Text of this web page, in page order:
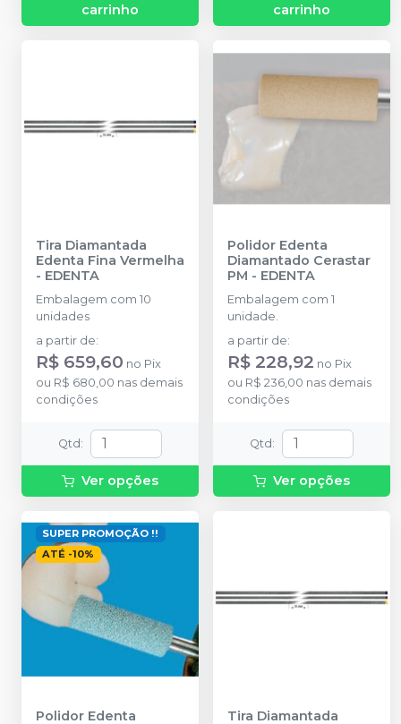
carrinho
carrinho
Tira Diamantada
Edenta Fina Vermelha
- EDENTA
Embalagem com 10
unidades
a partir de:
R$ 659,60 no Pix
ou R$ 680,00 nas demais
condições
Qtd :
Ver opções
Polidor Edenta
Diamantado Cerastar
PM - EDENTA
Embalagem com 1
unidade.
a partir de:
R$ 228,92 no Pix
ou R$ 236,00 nas demais
condições
Qtd :
Ver opções
SUPER PROMOÇÃO !!
ATÉ -10%
Polidor Edenta
Tira Diamantada